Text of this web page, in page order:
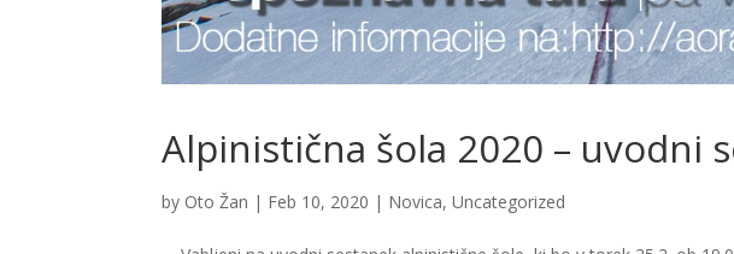
Alpinistična šola 2020 – uvodni
by Oto Žan | Feb 10, 2020 | Novica,Uncategorized